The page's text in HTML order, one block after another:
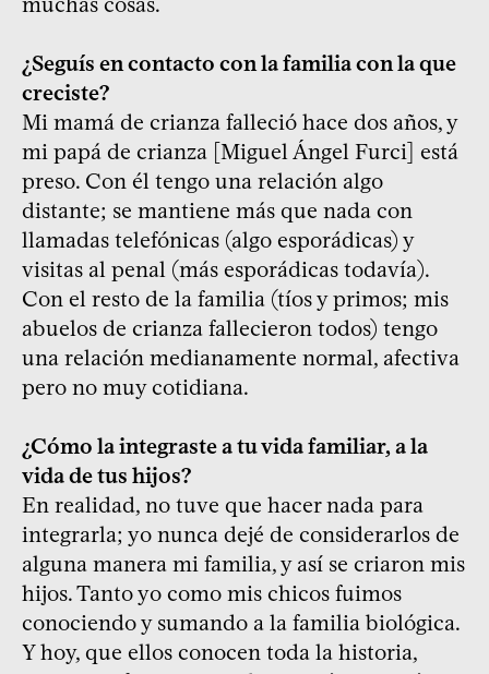
¿Seguís en contacto con la familia con la que
creciste?
Mi mamá de crianza falleció hace dos años, y
mi papá de crianza [Miguel Ángel Furci] está
preso. Con él tengo una relación algo
distante; se mantiene más que nada con
llamadas telefónicas (algo esporádicas) y
visitas al penal (más esporádicas todavía).
Con el resto de la familia (tíos y primos; mis
abuelos de crianza fallecieron todos) tengo
una relación medianamente normal, afectiva
pero no muy cotidiana.
¿Cómo la integraste a tu vida familiar, a la
vida de tus hijos?
En realidad, no tuve que hacer nada para
integrarla; yo nunca dejé de considerarlos de
alguna manera mi familia, y así se criaron mis
hijos. Tanto yo como mis chicos fuimos
conociendo y sumando a la familia biológica.
Y hoy, que ellos conocen toda la historia,